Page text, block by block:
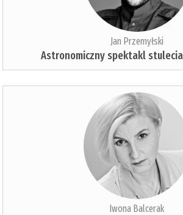
Jan Przemyłski
Astronomiczny spektakl
Iwona Balcerak